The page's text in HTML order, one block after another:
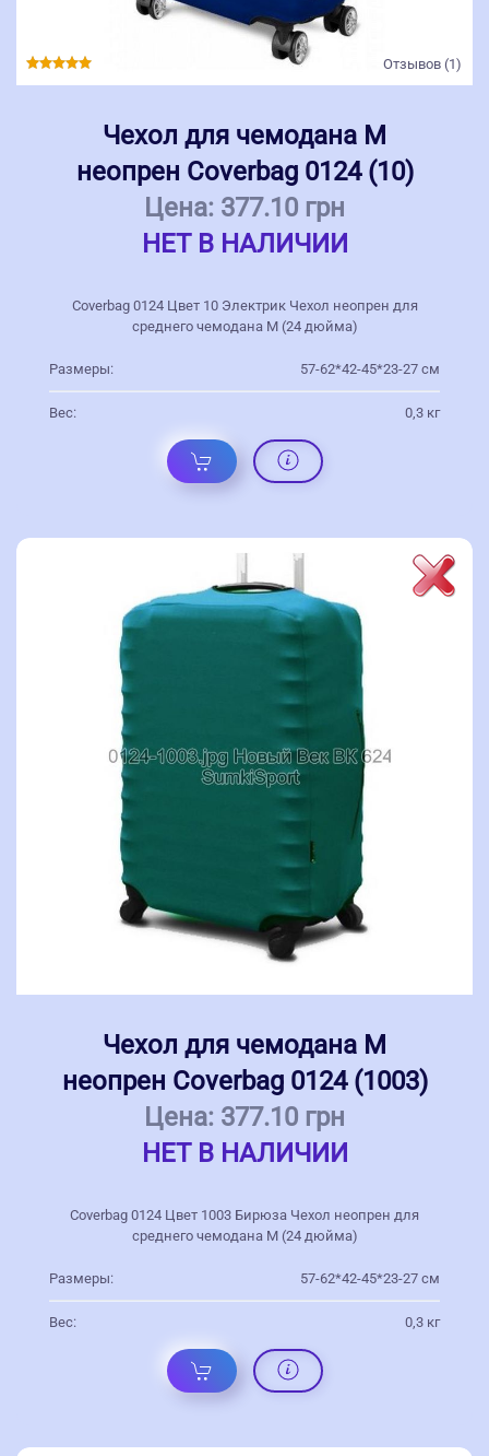
Отзывов (1)
Чехол для чемодана M
неопрен Coverbag 0124 (10)
Цена: 377.10 грн
НЕТ В НАЛИЧИИ
Coverbag 0124 Цвет 10 Электрик Чехол неопрен для
среднего чемодана M (24 дюйма)
Размеры: 57-62*42-45*23-27 см
Вес: 0,3 кг
Чехол для чемодана M
неопрен Coverbag 0124 (1003)
Цена: 377.10 грн
НЕТ В НАЛИЧИИ
Coverbag 0124 Цвет 1003 Бирюза Чехол неопрен для
среднего чемодана M (24 дюйма)
Размеры: 57-62*42-45*23-27 см
Вес: 0,3 кг